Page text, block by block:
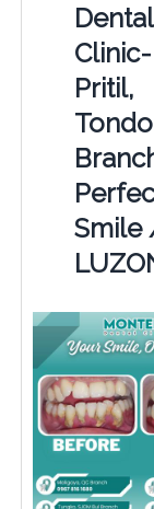
Dental
Clinic-
Pritil,
Tondo